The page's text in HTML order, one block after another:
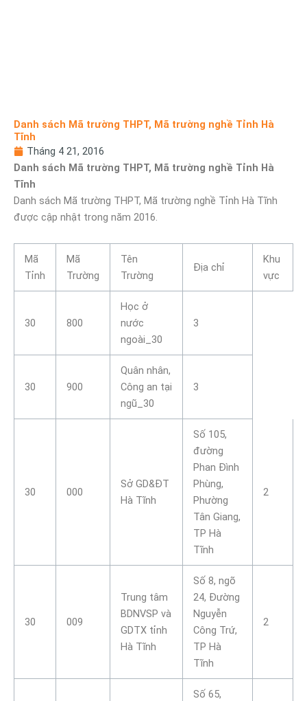
Danh sách Mã trường THPT, Mã trường nghề Tỉnh Hà
Tĩnh
Tháng 4 21, 2016
Danh sách Mã trường THPT, Mã trường nghề Tỉnh Hà
Tĩnh
Danh sách Mã trường THPT, Mã trường nghề Tỉnh Hà Tĩnh
được cập nhật trong năm 2016.
Mã
Tỉnh
Mã
Trường
Tên
Trường
Địa chỉ
Khu
vực
30 800
Học ở
nước
ngoài_30
3
30 900
Quân nhân,
Công an tại
ngũ_30
3
30 000
Sở GD&ĐT
Hà Tĩnh
Số 105,
đường
Phan Đình
Phùng,
Phường
Tân Giang,
TP Hà
Tĩnh
2
30 009
Trung tâm
BDNVSP và
GDTX tỉnh
Hà Tĩnh
Số 8, ngõ
24, Đường
Nguyễn
Công Trứ,
TP Hà
Tĩnh
2
Số 65,